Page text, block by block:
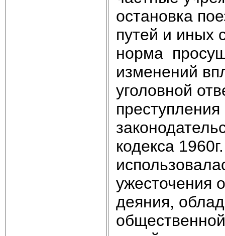
остановка
путей и иных
норма
изменений
уголовной
кодекса
ужесточения
деяния,